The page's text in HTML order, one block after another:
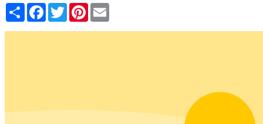
Share Facebook
TwitterPinterest